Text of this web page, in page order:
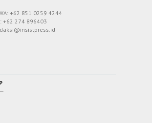
+62 851 0259 4244
+62 274 896403